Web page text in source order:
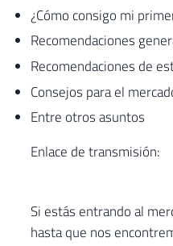
¿Cómo consigo mi
Recomendaciones
Recomendaciones de
Consejos para el
Entre otros asuntos
Enlace de transmisión:
Si estás entrando al
hasta que nos